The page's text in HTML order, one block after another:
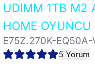
UDIMM 1TB M2
HOME OYUNCU
E75Z.270K-EQ50A-
5 Yorum